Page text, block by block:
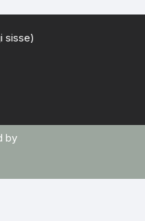
sisse)
by